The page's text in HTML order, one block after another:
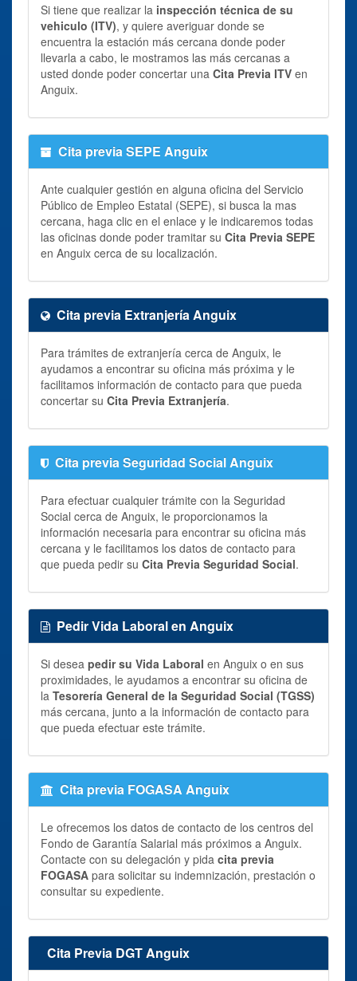
Si tiene que realizar la inspección técnica de su
vehiculo (ITV), y quiere averiguar donde se
encuentra la estación más cercana donde poder
llevarla a cabo, le mostramos las más cercanas a
usted donde poder concertar una Cita Previa ITV en
Anguix.
Cita previa SEPE Anguix
Ante cualquier gestión en alguna oficina del Servicio
Público de Empleo Estatal (SEPE), si busca la mas
cercana, haga clic en el enlace y le indicaremos todas
las oficinas donde poder tramitar su Cita Previa SEPE
en Anguix cerca de su localización.
Cita previa Extranjería Anguix
Para trámites de extranjería cerca de Anguix, le
ayudamos a encontrar su oficina más próxima y le
facilitamos información de contacto para que pueda
concertar su Cita Previa Extranjería.
Cita previa Seguridad Social Anguix
Para efectuar cualquier trámite con la Seguridad
Social cerca de Anguix, le proporcionamos la
información necesaria para encontrar su oficina más
cercana y le facilitamos los datos de contacto para
que pueda pedir su Cita Previa Seguridad Social.
Pedir Vida Laboral en Anguix
Si desea pedir su Vida Laboral en Anguix o en sus
proximidades, le ayudamos a encontrar su oficina de
la Tesorería General de la Seguridad Social (TGSS)
más cercana, junto a la información de contacto para
que pueda efectuar este trámite.
Cita previa FOGASA Anguix
Le ofrecemos los datos de contacto de los centros del
Fondo de Garantía Salarial más próximos a Anguix.
Contacte con su delegación y pida cita previa
FOGASA para solicitar su indemnización, prestación o
consultar su expediente.
Cita Previa DGT Anguix